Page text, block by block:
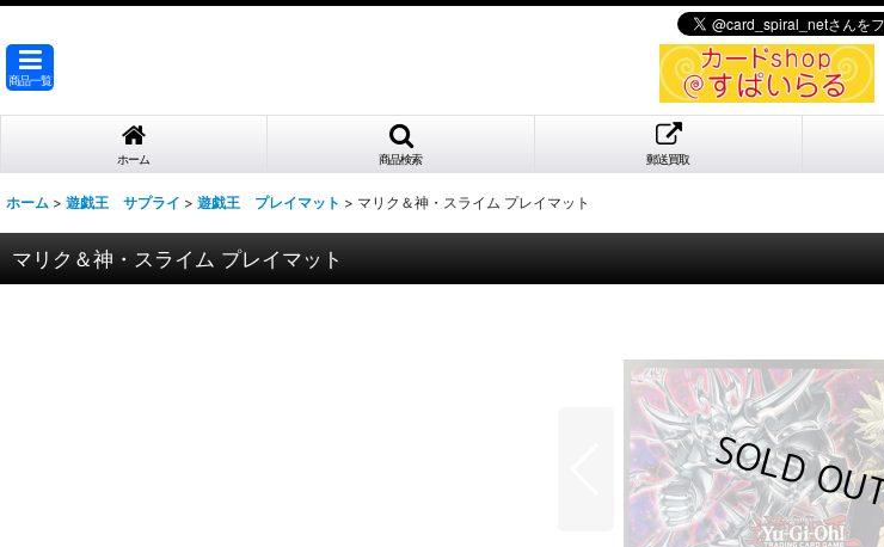
商品一覧
ホーム 商品検索 郵送買取
ホーム > 遊戯王 サプライ > 遊戯王 プレイマット > マリク＆神・スライム プレイマット
マリク＆神・スライム プレイマット